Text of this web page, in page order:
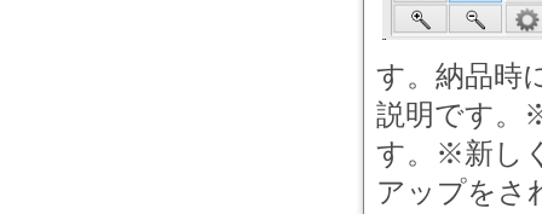
す。納品時
説明です。
す。※新し
アップをさ